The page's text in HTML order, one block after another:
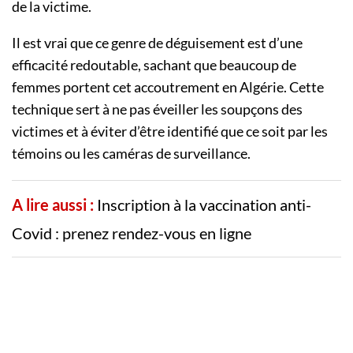
de la victime.
Il est vrai que ce genre de déguisement est d’une
efficacité redoutable, sachant que beaucoup de
femmes portent cet accoutrement en Algérie. Cette
technique sert à ne pas éveiller les soupçons des
victimes et à éviter d’être identifié que ce soit par les
témoins ou les caméras de surveillance.
A lire aussi : Inscription à la vaccination anti-
Covid : prenez rendez-vous en ligne